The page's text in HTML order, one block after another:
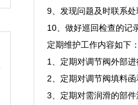
9、发现问题及时联系处
10、做好巡回检查的记
定期维护工作内容如下：
1、定期对调节阀外部进
2、定期对调节阀填料
3、定期对需润滑的部件